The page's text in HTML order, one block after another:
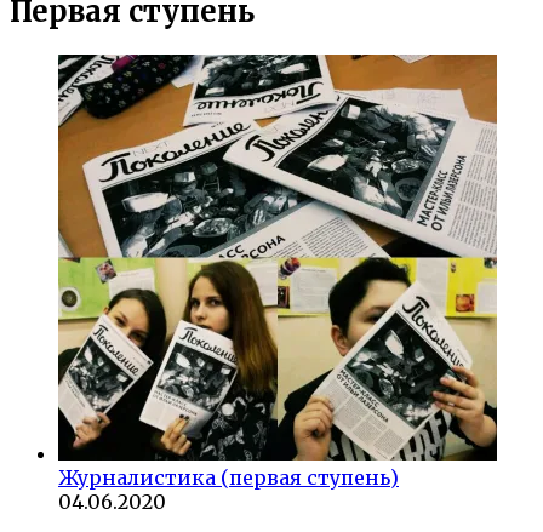
Первая ступень
Журналистика (первая ступень)
04.06.2020